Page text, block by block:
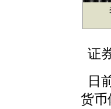
李
证
日
货币